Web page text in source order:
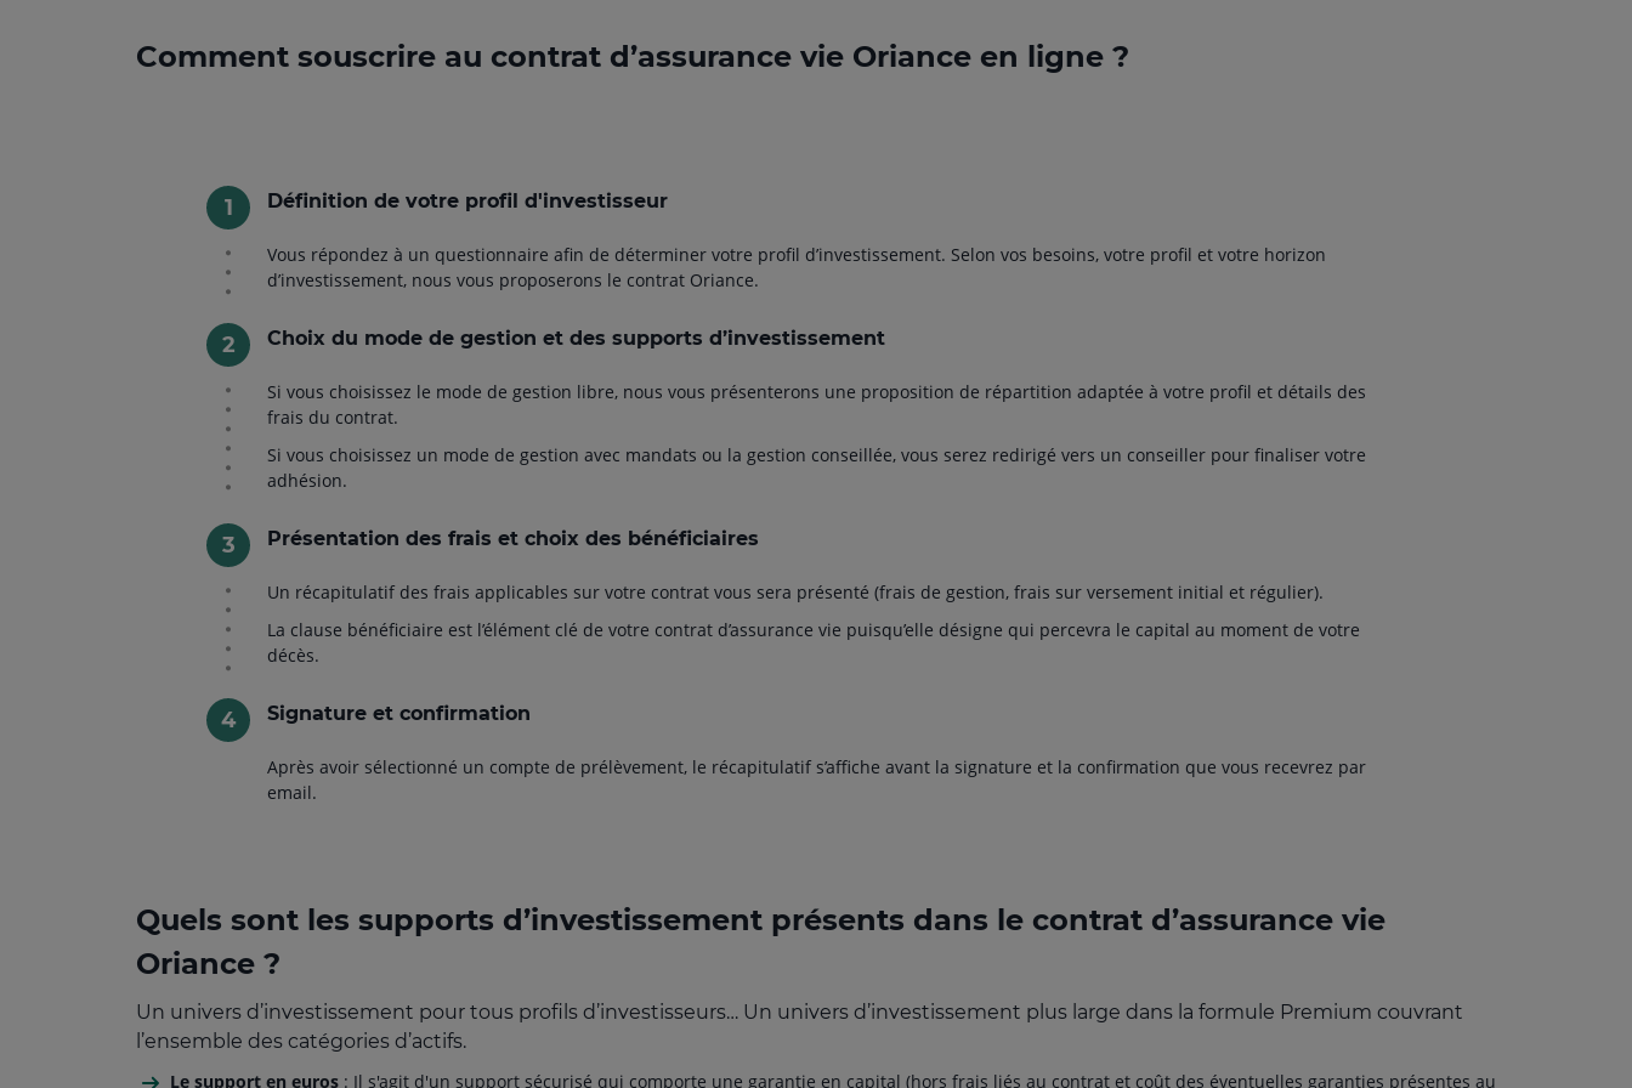
Comment souscrire au contrat d’assurance vie Oriance en ligne ?
Définition de votre profil d'investisseur
Vous répondez à un questionnaire afin de déterminer votre profil d’investissement. Selon vos besoins, votre profil et votre horizon
d’investissement, nous vous proposerons le contrat Oriance.
Choix du mode de gestion et des supports d’investissement
Si vous choisissez le mode de gestion libre, nous vous présenterons une proposition de répartition adaptée à votre profil et détails des
frais du contrat.
Si vous choisissez un mode de gestion avec mandats ou la gestion conseillée, vous serez redirigé vers un conseiller pour finaliser votre
adhésion.
Présentation des frais et choix des bénéficiaires
Un récapitulatif des frais applicables sur votre contrat vous sera présenté (frais de gestion, frais sur versement initial et régulier).
La clause bénéficiaire est l’élément clé de votre contrat d’assurance vie puisqu’elle désigne qui percevra le capital au moment de votre
décès.
Signature et confirmation
Après avoir sélectionné un compte de prélèvement, le récapitulatif s’affiche avant la signature et la confirmation que vous recevrez par
email.
Quels sont les supports d’investissement présents dans le contrat d’assurance vie
Oriance ?
Un univers d’investissement pour tous profils d’investisseurs… Un univers d’investissement plus large dans la formule Premium couvrant
l’ensemble des catégories d’actifs.
Le support en euros : Il s'agit d'un support sécurisé qui comporte une garantie en capital (hors frais liés au contrat et coût des éventuelles garanties présentes au